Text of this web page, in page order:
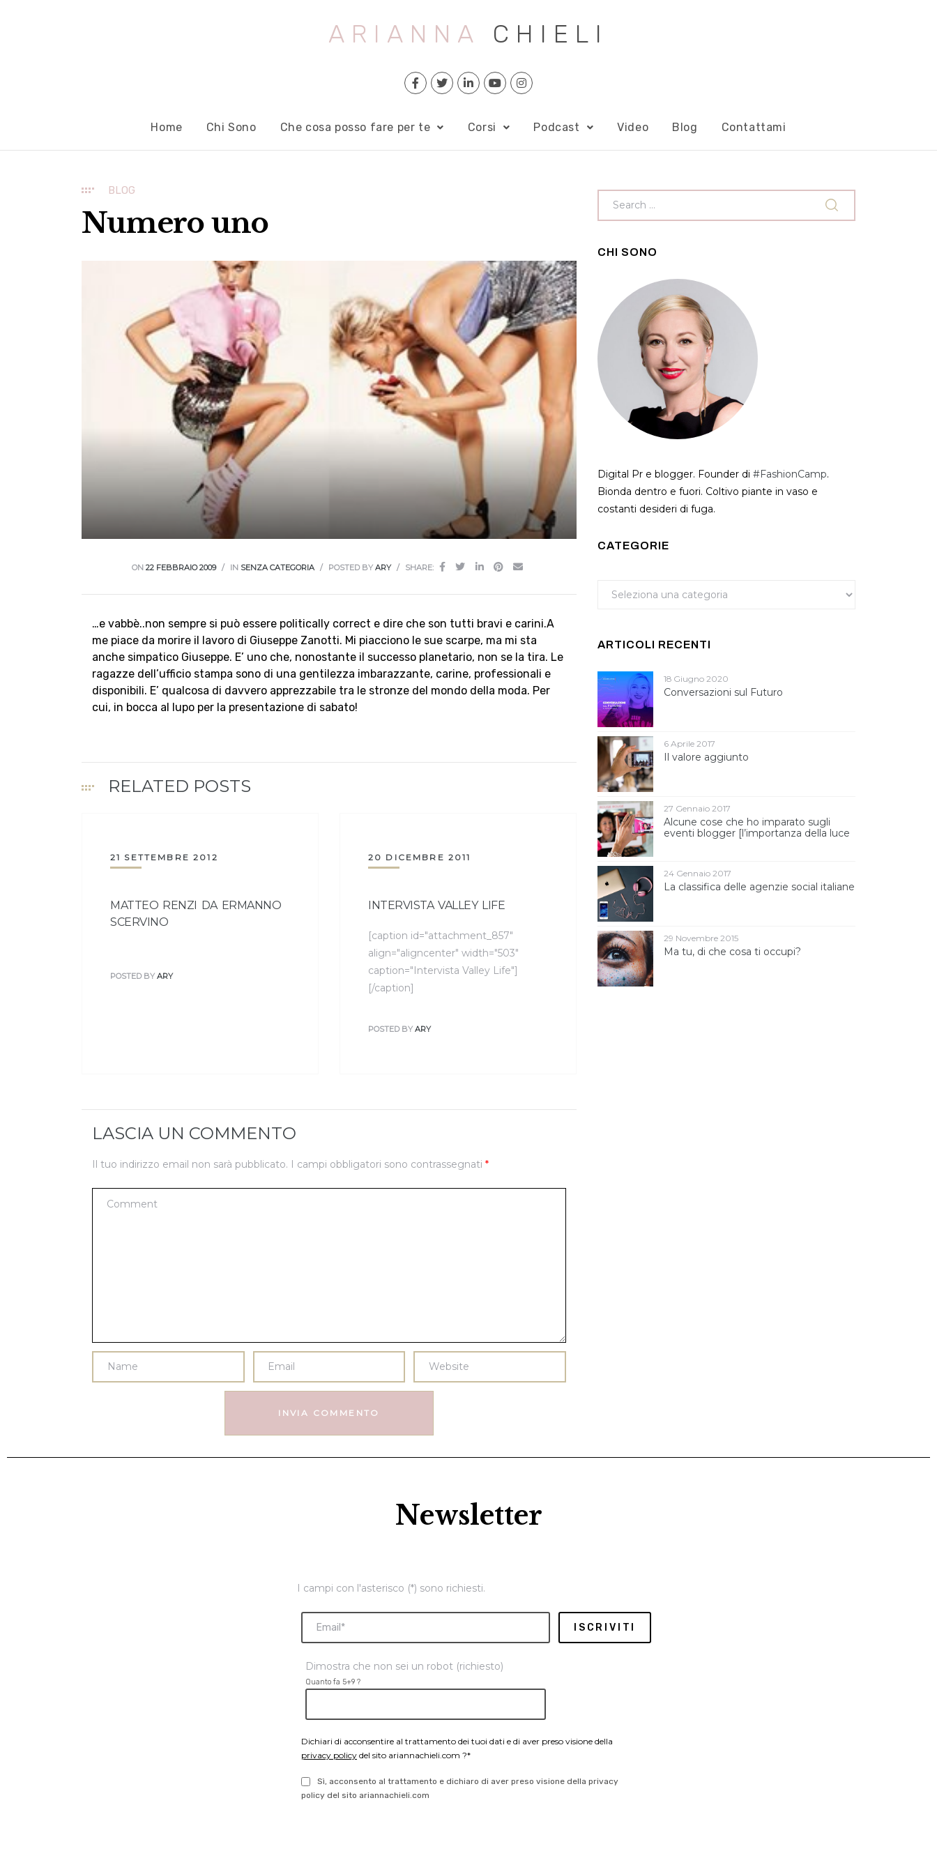
ARIANNA CHIELI
Home Chi Sono Che cosa posso fare per te Corsi Podcast Video Blog Contattami
BLOG
Numero uno
ON 22 FEBBRAIO 2009 IN SENZA CATEGORIA POSTED BY ARY SHARE:
…e vabbè..non sempre si può essere politically correct e dire che son tutti bravi e carini.A
me piace da morire il lavoro di Giuseppe Zanotti. Mi piacciono le sue scarpe, ma mi sta
anche simpatico Giuseppe. E’ uno che, nonostante il successo planetario, non se la tira. Le
ragazze dell’ufficio stampa sono di una gentilezza imbarazzante, carine, professionali e
disponibili. E’ qualcosa di davvero apprezzabile tra le stronze del mondo della moda. Per
cui, in bocca al lupo per la presentazione di sabato!
RELATED POSTS
21 SETTEMBRE 2012
MATTEO RENZI DA ERMANNO
SCERVINO
POSTED BY ARY
20 DICEMBRE 2011
INTERVISTA VALLEY LIFE
[caption id="attachment_857"
align="aligncenter" width="503"
caption="Intervista Valley Life"]
[/caption]
POSTED BY ARY
LASCIA UN COMMENTO
Il tuo indirizzo email non sarà pubblicato. I campi obbligatori sono contrassegnati *
CHI SONO
Digital Pr e blogger. Founder di #FashionCamp.
Bionda dentro e fuori. Coltivo piante in vaso e
costanti desideri di fuga.
CATEGORIE
ARTICOLI RECENTI
Conversazioni sul Futuro
18 Giugno 2020
Il valore aggiunto
6 Aprile 2017
Alcune cose che ho imparato sugli
eventi blogger [l’importanza della luce
27 Gennaio 2017
La classifica delle agenzie social italiane
24 Gennaio 2017
Ma tu, di che cosa ti occupi?
29 Novembre 2015
Newsletter
I campi con l'asterisco (*) sono richiesti.
Dimostra che non sei un robot (richiesto)
Quanto fa 5+9 ?
Dichiari di acconsentire al trattamento dei tuoi dati e di aver preso visione della
privacy policy del sito ariannachieli.com ?*
Sì, acconsento al trattamento e dichiaro di aver preso visione della privacy
policy del sito ariannachieli.com